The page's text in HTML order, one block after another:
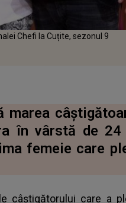
Chefi la Cuțite, sezonul 9
marea
în vârstă de
femeie care
câștigătorului care a